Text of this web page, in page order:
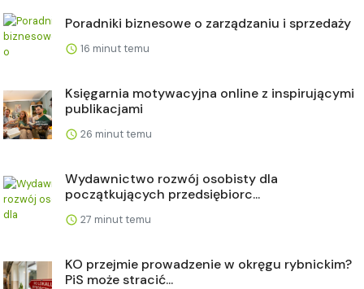
Poradniki biznesowe o zarządzaniu i sprzedaży
16 minut temu
Księgarnia motywacyjna online z inspirującymi
publikacjami
26 minut temu
Wydawnictwo rozwój osobisty dla
początkujących przedsiębiorc...
27 minut temu
KO przejmie prowadzenie w okręgu rybnickim?
PiS może stracić...